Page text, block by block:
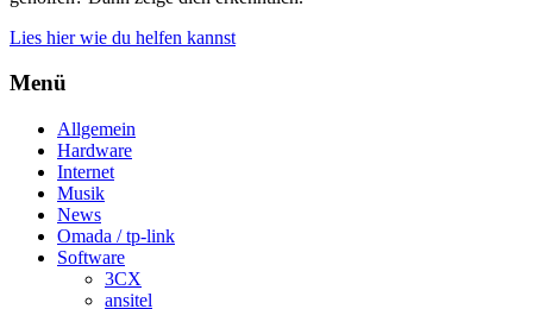
Lies hier wie du helfen kannst
Menü
Allgemein
Hardware
Internet
Musik
News
Omada / tp-link
Software
3CX
ansitel